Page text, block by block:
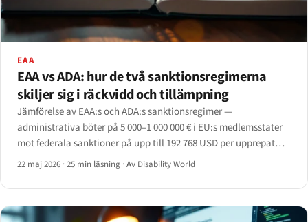
EAA
EAA vs ADA: hur de två sanktionsregimerna
skiljer sig i räckvidd och tillämpning
Jämförelse av EAA:s och ADA:s sanktionsregimer —
administrativa böter på 5 000–1 000 000 € i EU:s medlemsstater
mot federala sanktioner på upp till 192 768 USD per upprepat
brott i USA, plus förbudsföreläggande och advokatarvoden.
22 maj 2026 ·25 min läsning ·Av Disability World